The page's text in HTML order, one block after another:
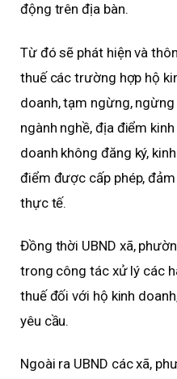
động trên địa bàn.
Từ đó sẽ phát hiện và
thuế các trường hợp hộ
doanh, tạm ngừng,
ngành nghề, địa điểm
doanh không đăng ký,
điểm được cấp phép,
thực tế.
Đồng thời UBND xã,
trong công tác xử lý các
thuế đối với hộ kinh
yêu cầu.
Ngoài ra UBND các xã,